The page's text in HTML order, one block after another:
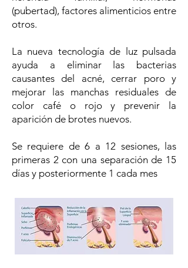
(pubertad), factores alimenticios entre
otros.
La nueva tecnología de luz pulsada
ayuda a eliminar las bacterias
causantes del acné, cerrar poro y
mejorar las manchas residuales de
color café o rojo y prevenir la
aparición de brotes nuevos.
Se requiere de 6 a 12 sesiones, las
primeras 2 con una separación de 15
días y posteriormente 1 cada mes